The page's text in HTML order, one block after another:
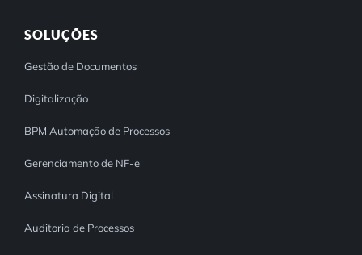
SOLUÇÕES
Gestão de Documentos
Digitalização
BPM Automação de Processos
Gerenciamento de NF-e
Assinatura Digital
Auditoria de Processos